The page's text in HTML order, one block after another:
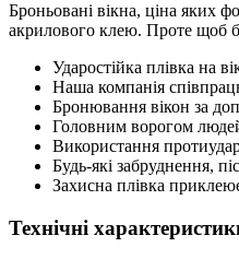
Броньовані вікна, ціна яких
акрилового клею. Проте щоб
Ударостійка плівка на
Наша компанія
Бронювання вікон за
Головним ворогом
Використання
Будь-які забруднення,
Захисна плівка
Технічні